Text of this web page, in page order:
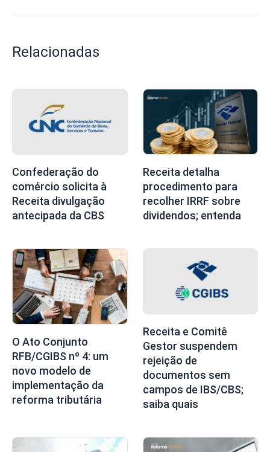
Relacionadas
Confederação do
comércio solicita à
Receita divulgação
antecipada da CBS
Receita detalha
procedimento para
recolher IRRF sobre
dividendos; entenda
O Ato Conjunto
RFB/CGIBS nº 4: um
novo modelo de
implementação da
reforma tributária
Receita e Comitê
Gestor suspendem
rejeição de
documentos sem
campos de IBS/CBS;
saiba quais